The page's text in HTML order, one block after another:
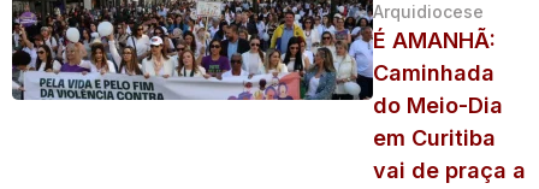
Arquidiocese
É AMANHÃ:
Caminhada
do Meio-Dia
em Curitiba
vai de praça a